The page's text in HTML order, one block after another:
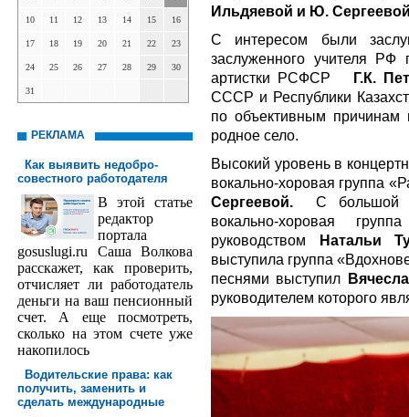
10 11 12 13 14 15 16
17 18 19 20 21 22 23
24 25 26 27 28 29 30
31
РЕКЛАМА
Как выявить недобро­
совестного работодателя
В этой статье
редактор
порта­ла
gosuslugi.ru Саша Волкова
расскажет, как проверить,
отчисляет ли работодатель
деньги на ваш пенсионный
счет. А еще посмотреть,
сколько на этом счете уже
накопилось
Водительские права: как
получить, заменить и
сделать международ­ные
Ильдяевой и Ю.
С интересом были
заслуженного учителя РФ
артистки РСФСР
Г.К.
СССР и Республики
по объективным причинам
родное село.
Высокий уровень в
вокально-хоровая группа
Сергеевой. С большой
вокально-хоровая
руководством Натальи
выступила группа
песнями выступил
руководителем которого